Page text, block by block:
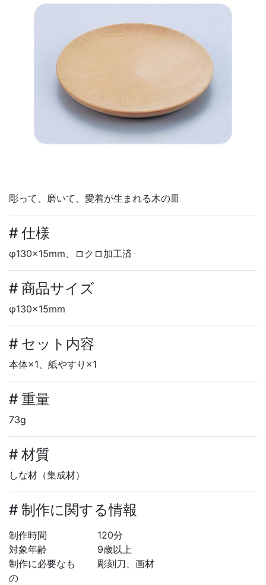
彫って、磨いて、愛着が生まれる木の皿
# 仕様
φ130×15mm、ロクロ加工済
# 商品サイズ
φ130×15mm
# セット内容
本体×1、紙やすり×1
# 重量
73g
# 材質
しな材（集成材）
# 制作に関する情報
制作時間
120分
対象年齢
9歳以上
制作に必要なも
の
彫刻刀、画材